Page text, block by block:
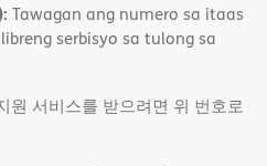
Tawagan ang numero sa itaas
serbisyo sa tulong sa
원 서비스를 받으려면 위 번호로